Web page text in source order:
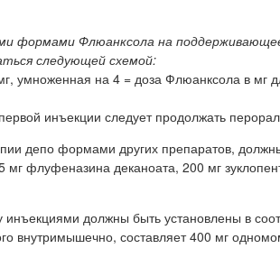
формами Флюанксола на
следующей схемой:
умноженная на 4 = доза Флюанксола в мг
инъекции следует продолжать
депо формами других препаратов,
мг флуфеназина деканоата, 200 мг
должны быть установлены в
внутримышечно, составляет 400 мг